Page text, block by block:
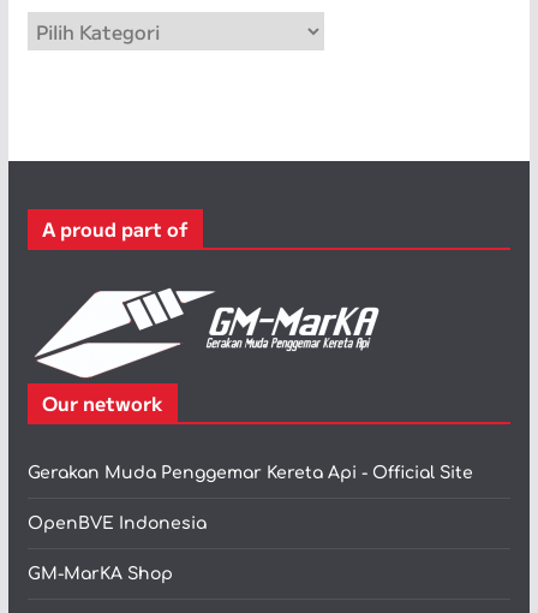
p
a
r
A proud part of
Our network
Gerakan Muda Penggemar Kereta Api - Official Site
OpenBVE Indonesia
GM-MarKA Shop